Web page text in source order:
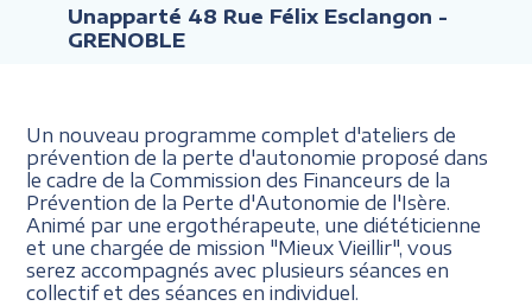
Unapparté 48 Rue Félix Esclangon -
GRENOBLE
Un nouveau programme complet d'ateliers de
prévention de la perte d'autonomie proposé dans
le cadre de la Commission des Financeurs de la
Prévention de la Perte d'Autonomie de l'Isère.
Animé par une ergothérapeute, une diététicienne
et une chargée de mission "Mieux Vieillir", vous
serez accompagnés avec plusieurs séances en
collectif et des séances en individuel.